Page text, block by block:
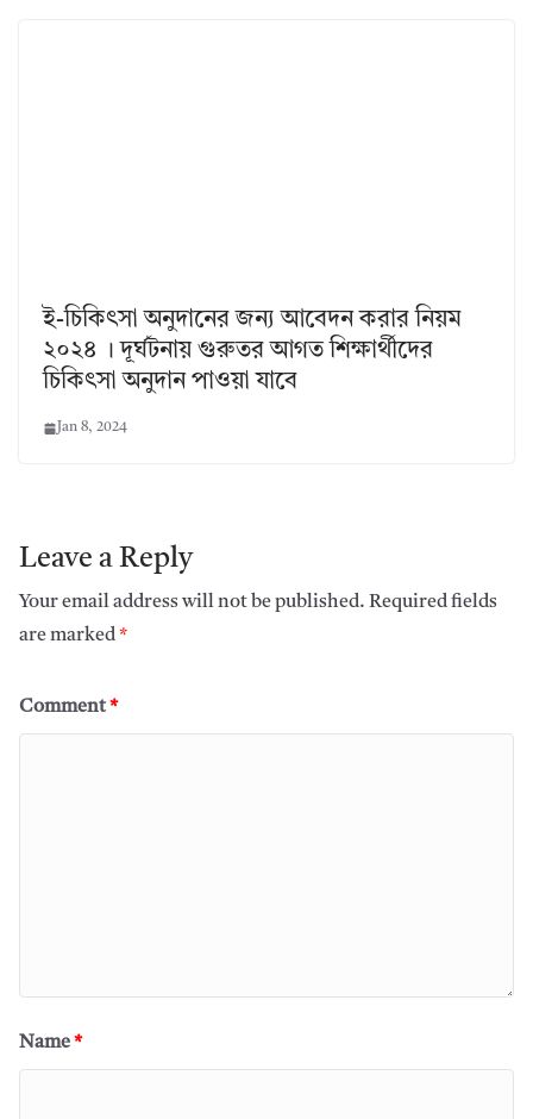
ই-চিকিৎসা অনুদানের জন্য আবেদন করার নিয়ম
২০২৪ । দূর্ঘটনায় গুরুতর আগত শিক্ষার্থীদের
চিকিৎসা অনুদান পাওয়া যাবে
Jan 8, 2024
Leave a Reply
Your email address will not be published. Required fields
are marked*
Comment*
Name*